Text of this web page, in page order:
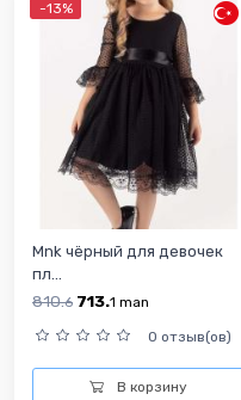
-13%
Mnk чёрный для девочек
пл...
810.6 713.1 man
0 отзыв(ов)
В корзину